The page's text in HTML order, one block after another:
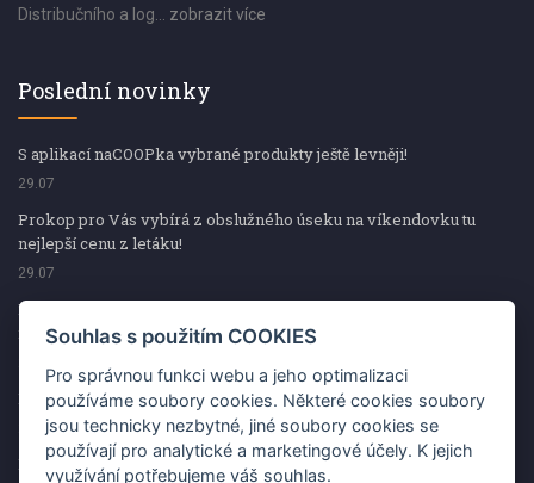
Distribučního a log... zobrazit více
Poslední novinky
S aplikací naCOOPka vybrané produkty ještě levněji!
29.07
Prokop pro Vás vybírá z obslužného úseku na víkendovku tu
nejlepší cenu z letáku!
29.07
Prokop pro Vás vybírá z obslužného úseku na víkendovku tu
nejlepší cenu z letáku!
Kup špekáčky od Váhaly a vyhraj s naCOOPkou sekerku Fiskars
29.07
Prokop pro Vás vybírá na víkendovku ty nejlepší ceny z letáku!
Souhlas s použitím COOKIES
Pro správnou funkci webu a jeho optimalizaci
používáme soubory cookies. Některé cookies soubory
jsou technicky nezbytné, jiné soubory cookies se
používají pro analytické a marketingové účely. K jejich
využívání potřebujeme váš souhlas.